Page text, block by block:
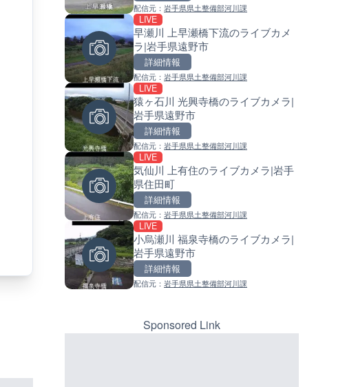
配信元： 岩手県県土整備部河川課
LIVE
早瀬川 上早瀬橋下流のライブカメ
ラ|岩手県遠野市
詳細情報
配信元： 岩手県県土整備部河川課
LIVE
猿ヶ石川 光興寺橋のライブカメラ|
岩手県遠野市
詳細情報
配信元： 岩手県県土整備部河川課
LIVE
気仙川 上有住のライブカメラ|岩手
県住田町
詳細情報
配信元： 岩手県県土整備部河川課
LIVE
小烏瀬川 福泉寺橋のライブカメラ|
岩手県遠野市
詳細情報
配信元： 岩手県県土整備部河川課
配信元：株式会社ティーファイブプロジ
RBCより那覇空港のライブカ
沖縄県那覇市
配信元：【琉球放送】RBC NEWS
沖永良部島(知名町内)のライ
配信元：知名町
喜界島の町内ライブカメラ|鹿
配信元：喜界町
東京タワーと竹芝桟橋のライ
配信元：ちんあなご
配信元：国土交通省 北海道開発局
天塩川 岩尾内ダムのライブカ
北海道士別市
配信元：国土交通省 北海道開発局
東京都品川区南大井のライブ
配信元：東京都品川区南大井ライブカメラ
道の駅さがのせきのライブカ
配信元：道の駅さがのせきPPカム
松江自動車道 三次東JCT・イ
配信元：国土交通省 三次河川国道事務所
Sponsored Link